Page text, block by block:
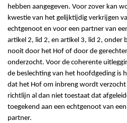
hebben aangegeven. Voor zover kan
kwestie van het gelijktijdig verkrijgen
echtgenoot en voor een partner van
artikel 2, lid 2, en artikel 3, lid 2, onder
nooit door het Hof of door de
onderzocht. Voor de coherente
de beslechting van het hoofdgeding is
dat het Hof om inbreng wordt
richtlijn al dan niet toestaat dat
toegekend aan een echtgenoot van
partner.